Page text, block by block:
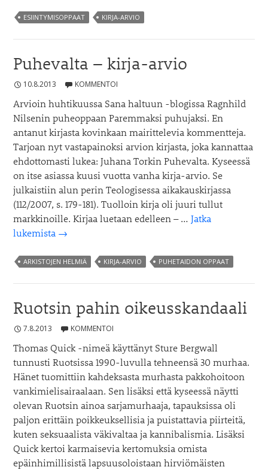
ESIINTYMISOPPAAT KIRJA-ARVIO
Puhevalta – kirja-arvio
10.8.2013 KOMMENTOI
Arvioin huhtikuussa Sana haltuun -blogissa Ragnhild
Nilsenin puheoppaan Paremmaksi puhujaksi. En
antanut kirjasta kovinkaan mairittelevia kommentteja.
Tarjoan nyt vastapainoksi arvion kirjasta, joka kannattaa
ehdottomasti lukea: Juhana Torkin Puhevalta. Kyseessä
on itse asiassa kuusi vuotta vanha kirja-arvio. Se
julkaistiin alun perin Teologisessa aikakauskirjassa
(112/2007, s. 179-181). Tuolloin kirja oli juuri tullut
markkinoille. Kirjaa luetaan edelleen – …Jatka
lukemista Puhevalta
kirja-
→
ARKISTOJEN HELMIÄ KIRJA-ARVIO PUHETAIDON OPPAAT
Ruotsin pahin oikeusskandaali
7.8.2013 KOMMENTOI
Thomas Quick -nimeä käyttänyt Sture Bergwall
tunnusti Ruotsissa 1990-luvulla tehneensä 30 murhaa.
Hänet tuomittiin kahdeksasta murhasta pakkohoitoon
vankimielisairaalaan. Sen lisäksi että kyseessä näytti
olevan Ruotsin ainoa sarjamurhaaja, tapauksissa oli
paljon erittäin poikkeuksellisia ja puistattavia piirteitä,
kuten seksuaalista väkivaltaa ja kannibalismia. Lisäksi
Quick kertoi karmaisevia kertomuksia omista
epäinhimillisistä lapsuusoloistaan hirviömäisten